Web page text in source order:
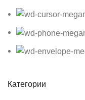
Категории